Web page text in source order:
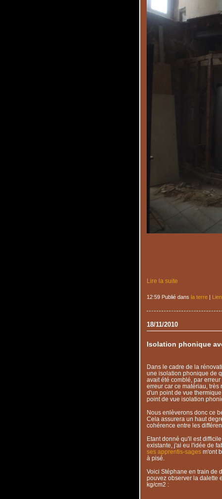
Lire la suite
12:59 Publié dans la terre|
18/11/2010
Isolation phonique
Dans le cadre de la
une isolation phonique de
avait été comblé, par
erreur car ce matériau, très
d'un point de vue
point de vue isolation
Nous enlèverons donc ce
Cela assurera un haut
cohérence entre les
Etant donné qu'il est
existante, j'ai eu l'idée de
ses apprentis-sagesm'ont
à pisé.
Voici Stéphane en train de
pouvez observer la dalette
kg/cm2 :